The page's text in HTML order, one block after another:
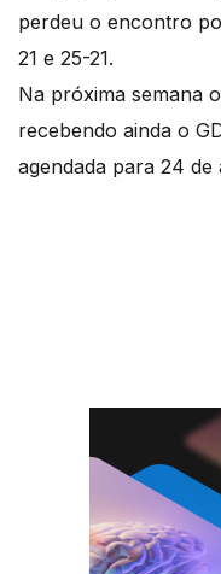
perdeu o encontro
21 e 25-21.
Na próxima semana
recebendo ainda o
agendada para 24 de